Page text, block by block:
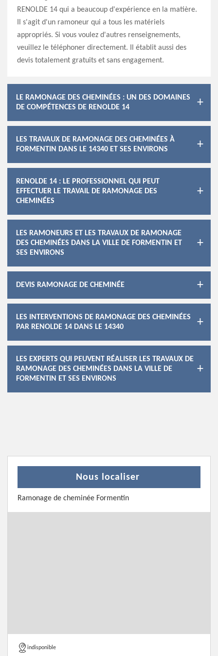
RENOLDE 14 qui a beaucoup d'expérience en la matière.
Il s'agit d'un ramoneur qui a tous les matériels
appropriés. Si vous voulez d'autres renseignements,
veuillez le téléphoner directement. Il établit aussi des
devis totalement gratuits et sans engagement.
LE RAMONAGE DES CHEMINÉES : UN DES DOMAINES
DE COMPÉTENCES DE RENOLDE 14
LES TRAVAUX DE RAMONAGE DES CHEMINÉES À
FORMENTIN DANS LE 14340 ET SES ENVIRONS
RENOLDE 14 : LE PROFESSIONNEL QUI PEUT
EFFECTUER LE TRAVAIL DE RAMONAGE DES
CHEMINÉES
LES RAMONEURS ET LES TRAVAUX DE RAMONAGE
DES CHEMINÉES DANS LA VILLE DE FORMENTIN ET
SES ENVIRONS
DEVIS RAMONAGE DE CHEMINÉE
LES INTERVENTIONS DE RAMONAGE DES CHEMINÉES
PAR RENOLDE 14 DANS LE 14340
LES EXPERTS QUI PEUVENT RÉALISER LES TRAVAUX DE
RAMONAGE DES CHEMINÉES DANS LA VILLE DE
FORMENTIN ET SES ENVIRONS
Nous localiser
Ramonage de cheminée Formentin
indisponible